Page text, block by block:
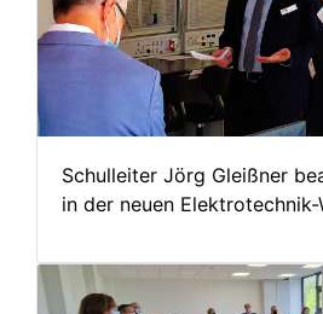
Schulleiter Jörg Gleißner
in der neuen